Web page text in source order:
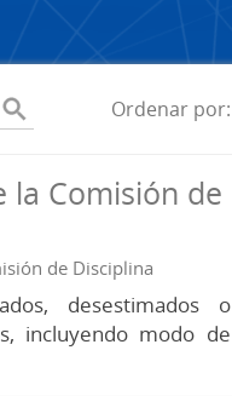
Ordenar por
la Comisión de
de Disciplina
desestimados o
incluyendo modo de